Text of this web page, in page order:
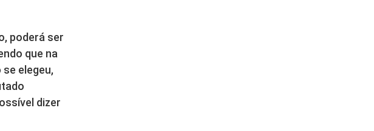
poderá ser
que na
elegeu,
dizer